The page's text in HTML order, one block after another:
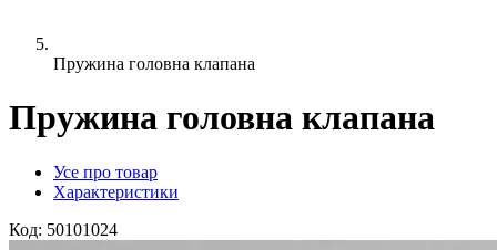
Пружина головна клапана
Пружина головна клапана
Усе про товар
Характеристики
Код: 50101024